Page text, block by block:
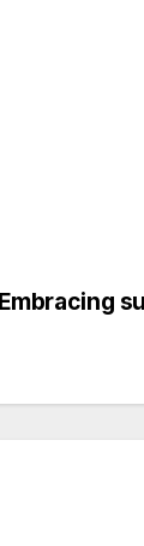
Embracing